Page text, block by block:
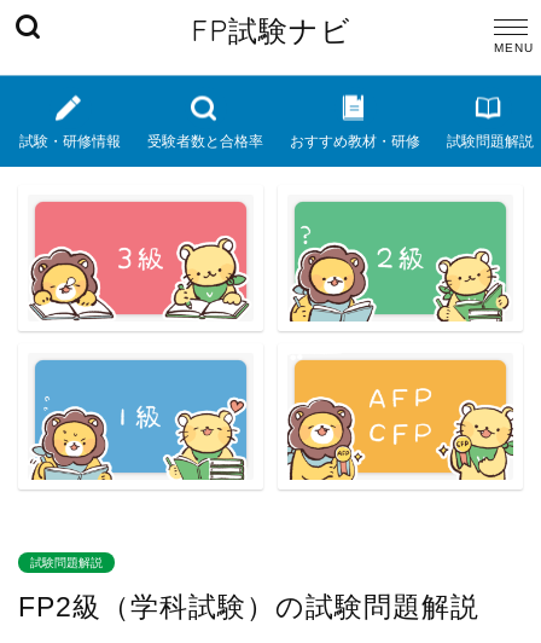
FP試験ナビ
試験・研修情報 受験者数と合格率 おすすめ教材・研修 試験問題解説
試験問題解説
FP2級（学科試験）の試験問題解説